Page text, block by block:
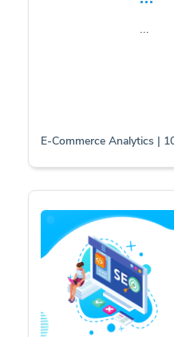
...
E-Commerce Analytics |